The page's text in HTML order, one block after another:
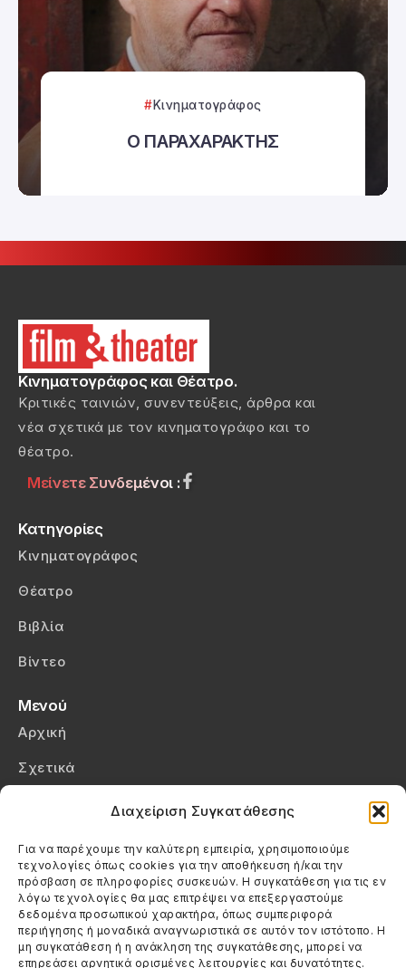
Διαχείριση Συγκατάθεσης
Για να παρέχουμε την καλύτερη εμπειρία, χρησιμοποιούμε
τεχνολογίες όπως cookies για την αποθήκευση ή/και την
πρόσβαση σε πληροφορίες συσκευών. Η συγκατάθεση για τις εν
λόγω τεχνολογίες θα μας επιτρέψει να επεξεργαστούμε
δεδομένα προσωπικού χαρακτήρα, όπως συμπεριφορά
περιήγησης ή μοναδικά αναγνωριστικά σε αυτόν τον ιστότοπο. Η
μη συγκατάθεση ή η ανάκληση της συγκατάθεσης, μπορεί να
επηρεάσει αρνητικά ορισμένες λειτουργίες και δυνατότητες.
Κινηματογράφος
Ο ΠΑΡΑΧΑΡΑΚΤΗΣ
Κινηματογράφος και Θέατρο.
Κριτικές ταινιών, συνεντεύξεις, άρθρα και
νέα σχετικά με τον κινηματογράφο και το
θέατρο.
Μείνετε Συνδεμένοι :
Κατηγορίες
Κινηματογράφος
Θέατρο
Βιβλία
Βίντεο
Μενού
Αρχική
Σχετικά
Πολιτική Cookies (ΕΕ)
Στοιχεία Επικοινωνίας
Καλεσέ μας